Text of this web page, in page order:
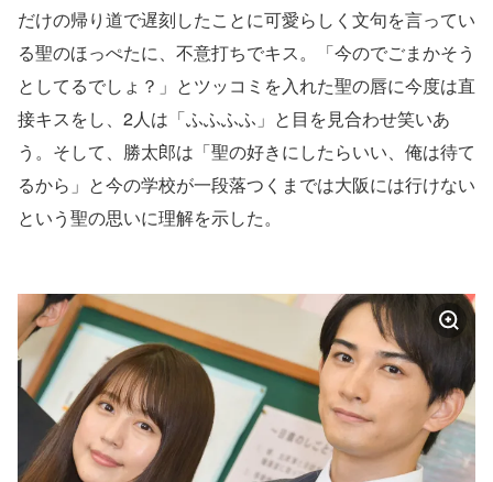
だけの帰り道で遅刻したことに可愛らしく文句を言ってい
る聖のほっぺたに、不意打ちでキス。「今のでごまかそう
としてるでしょ？」とツッコミを入れた聖の唇に今度は直
接キスをし、2人は「ふふふふ」と目を見合わせ笑いあ
う。そして、勝太郎は「聖の好きにしたらいい、俺は待て
るから」と今の学校が一段落つくまでは大阪には行けない
という聖の思いに理解を示した。